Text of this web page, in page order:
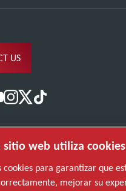
US
sitio web utiliza
cookies para garantizar que
mejorar su